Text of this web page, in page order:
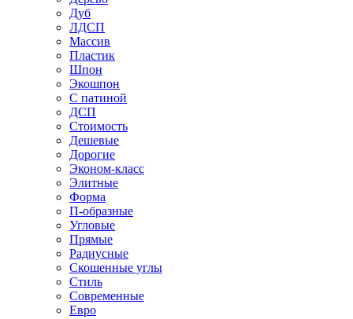
Дуб
ЛДСП
Массив
Пластик
Шпон
Экошпон
С патиной
ДСП
Стоимость
Дешевые
Дорогие
Эконом-класс
Элитные
Форма
П-образные
Угловые
Прямые
Радиусные
Скошенные углы
Стиль
Современные
Евро